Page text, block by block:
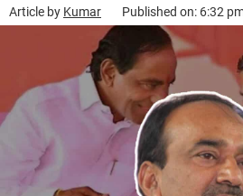
Article by Kumar Published on: 6:32